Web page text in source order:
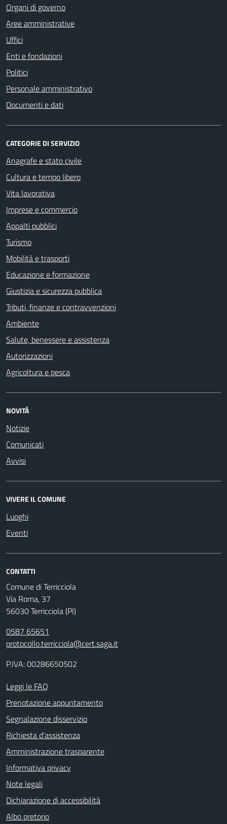
Organi di governo
Aree amministrative
Uffici
Enti e fondazioni
Politici
Personale amministrativo
Documenti e dati
CATEGORIE DI SERVIZIO
Anagrafe e stato civile
Cultura e tempo libero
Vita lavorativa
Imprese e commercio
Appalti pubblici
Turismo
Mobilità e trasporti
Educazione e formazione
Giustizia e sicurezza pubblica
Tributi, finanze e contravvenzioni
Ambiente
Salute, benessere e assistenza
Autorizzazioni
Agricoltura e pesca
NOVITÀ
Notizie
Comunicati
Avvisi
VIVERE IL COMUNE
Luoghi
Eventi
CONTATTI
Comune di Terricciola
Via Roma, 37
56030 Terricciola (PI)
0587 65651
protocollo.terricciola@cert.saga.it
P.IVA: 00286650502
Leggi le FAQ
Prenotazione appuntamento
Segnalazione disservizio
Richiesta d'assistenza
Amministrazione trasparente
Informativa privacy
Note legali
Dichiarazione di accessibilità
Albo pretorio